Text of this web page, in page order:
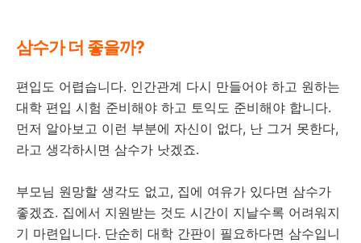
삼수가 더 좋을까?
편입도 어렵습니다. 인간관계 다시 만들어야 하고 원하는
대학 편입 시험 준비해야 하고 토익도 준비해야 합니다.
먼저 알아보고 이런 부분에 자신이 없다, 난 그거 못한다,
라고 생각하시면 삼수가 낫겠죠.
부모님 원망할 생각도 없고, 집에 여유가 있다면 삼수가
좋겠죠. 집에서 지원받는 것도 시간이 지날수록 어려워지
기 마련입니다. 단순히 대학 간판이 필요하다면 삼수입니